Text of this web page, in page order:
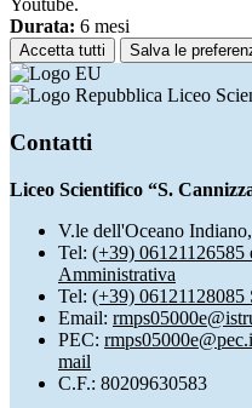
Youtube.
Durata: 6 mesi
Accetta tutti Salva le
Liceo
Contatti
Liceo Scientifico “S.
V.le dell'Oceano
Tel: (+39) 06121126585
Amministrativa
Tel: (+39) 06121128085
Email:
PEC:
mail
C.F.: 80209630583